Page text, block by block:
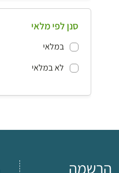
סנן לפי מלאי
במלאי
לא במלאי
הרשמה